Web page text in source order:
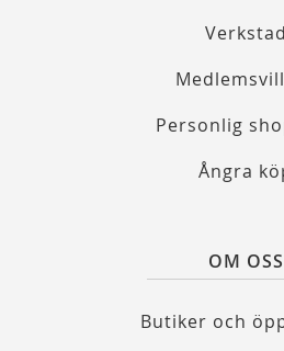
Verkstad
Personlig
Ångra
OM OSS
Butiker och